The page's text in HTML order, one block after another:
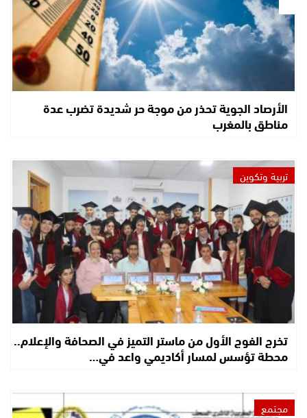
الأرصاد الجوية تحذر من موجة حر شديدة تضرب عدة
مناطق بالمغرب
تربية وتكوين
تخرج الفوج الأول من ماستر التميز في الصحافة والإعلام..
محطة تؤسس لمسار أكاديمي واعد في…
مجتمع